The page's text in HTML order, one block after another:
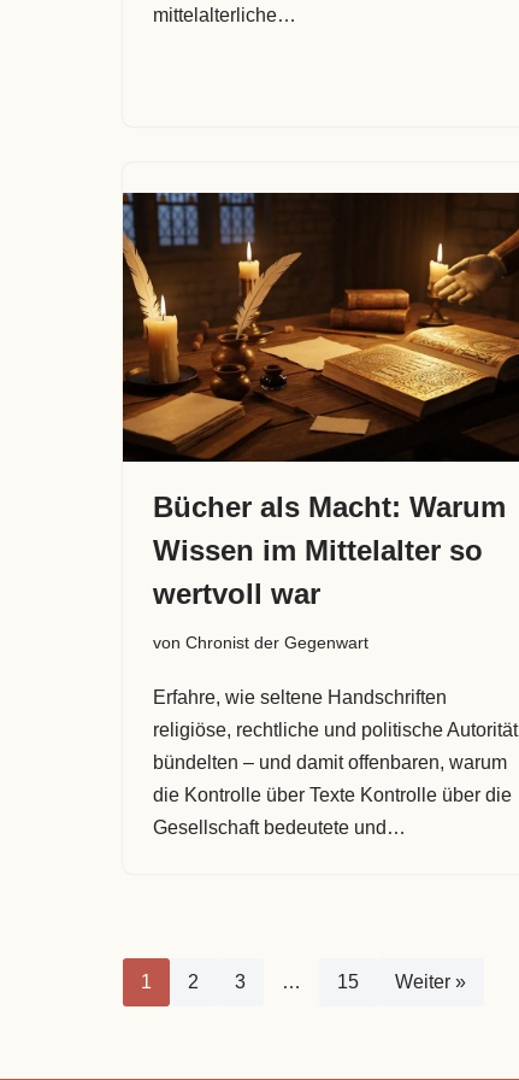
mittelalterliche…
Bücher als Macht: Warum
Wissen im Mittelalter so
wertvoll war
von Chronist der Gegenwart
Erfahre, wie seltene Handschriften
religiöse, rechtliche und politische Autorität
bündelten – und damit offenbaren, warum
die Kontrolle über Texte Kontrolle über die
Gesellschaft bedeutete und…
1 2 3 … 15 Weiter »